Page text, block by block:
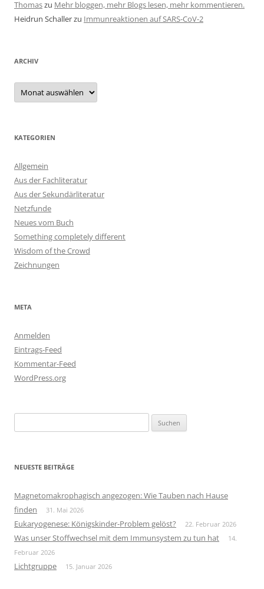
Thomaszu Mehr bloggen, mehr Blogs lesen, mehr kommentieren.
Heidrun Schallerzu Immunreaktionen auf SARS-CoV-2
ARCHIV
Archiv
KATEGORIEN
Allgemein
Aus der Fachliteratur
Aus der Sekundärliteratur
Netzfunde
Neues vom Buch
Something completely different
Wisdom of the Crowd
Zeichnungen
META
Anmelden
Eintrags-Feed
Kommentar-Feed
WordPress.org
nach:
NEUESTE BEITRÄGE
Magnetomakrophagisch angezogen: Wie Tauben nach Hause
finden
31. Mai 2026
Eukaryogenese: Königskinder-Problem gelöst? 22. Februar 2026
Was unser Stoffwechsel mit dem Immunsystem zu tun hat
14.
Februar 2026
Lichtgruppe 15. Januar 2026